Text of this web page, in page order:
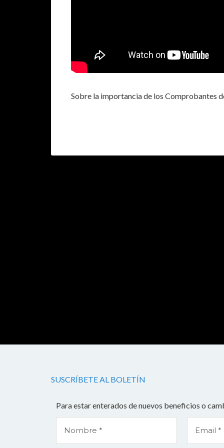
Sobre la importancia de los Comprobantes
SUSCRÍBETE AL BOLETÍN
Para estar enterados de nuevos beneficios o